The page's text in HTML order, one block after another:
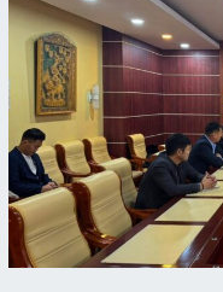
үйлчилгээний
нэгдсэн
системд
нэвтэрсэн
үйлчилгээнд
процессын
шинжилгээ
хийх,
дахин
загварчлах